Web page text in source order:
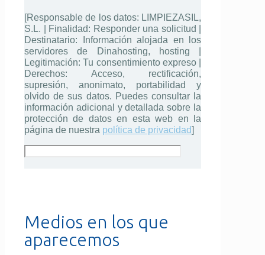
[Responsable de los datos: LIMPIEZASIL,
S.L. | Finalidad: Responder una solicitud |
Destinatario: Información alojada en los
servidores de Dinahosting, hosting |
Legitimación: Tu consentimiento expreso |
Derechos: Acceso, rectificación,
supresión, anonimato, portabilidad y
olvido de sus datos. Puedes consultar la
información adicional y detallada sobre la
protección de datos en esta web en la
página de nuestra política de privacidad]
Medios en los que
aparecemos